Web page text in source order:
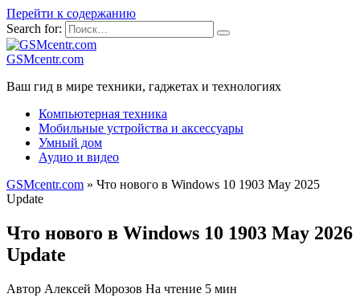
Перейти к содержанию
Search for:
GSMcentr.com
Ваш гид в мире техники, гаджетах и технологиях
Компьютерная техника
Мобильные устройства и аксессуары
Умный дом
Аудио и видео
GSMcentr.com » Что нового в Windows 10 1903 May 2025
Update
Что нового в Windows 10 1903 May 2026
Update
Автор Алексей Морозов На чтение 5 мин